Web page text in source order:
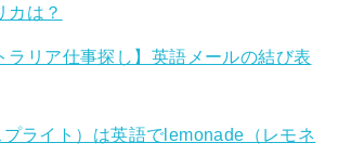
カは？
ラリア仕事探し】英語メールの結び表
ライト）は英語でlemonade（レモネ